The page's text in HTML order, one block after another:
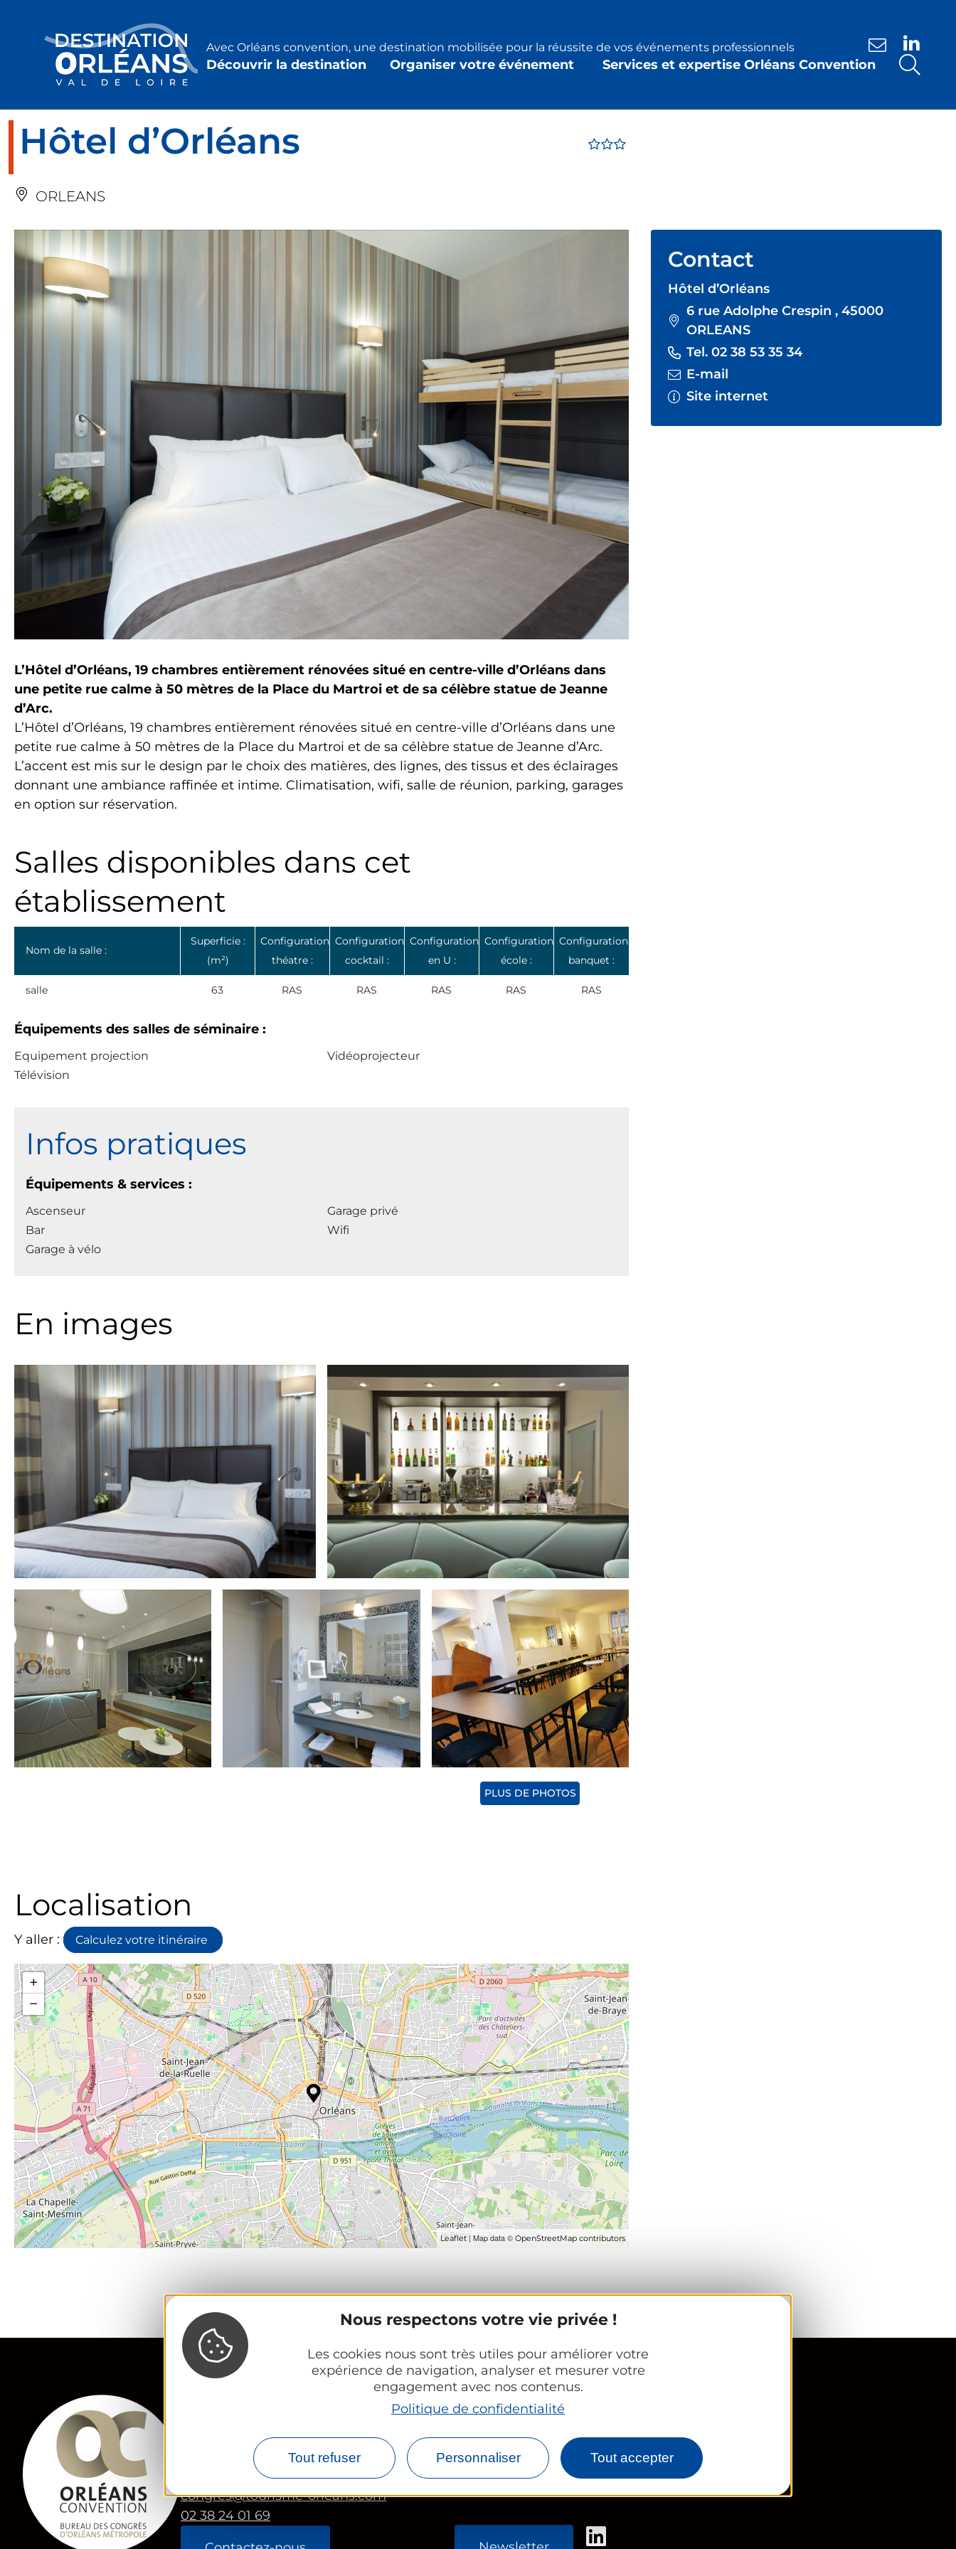
Nous respectons votre vie privée !
Les cookies nous sont très utiles pour améliorer votre
expérience de navigation, analyser et mesurer votre
engagement avec nos contenus.
Politique de confidentialité
Tout refuser Personnaliser Tout accepter
Avec Orléans convention, une destination mobilisée pour la réussite de vos événements professionnels
Nous contacter
Découvrir la destination Organiser votre événement Services et expertise Orléans Convention
Hôtel d’Orléans
ORLEANS
L’Hôtel d’Orléans, 19 chambres entièrement rénovées situé en centre-ville d’Orléans dans
une petite rue calme à 50 mètres de la Place du Martroi et de sa célèbre statue de Jeanne
d’Arc.
L’Hôtel d’Orléans, 19 chambres entièrement rénovées situé en centre-ville d’Orléans dans une
petite rue calme à 50 mètres de la Place du Martroi et de sa célèbre statue de Jeanne d’Arc.
L’accent est mis sur le design par le choix des matières, des lignes, des tissus et des éclairages
donnant une ambiance raffinée et intime. Climatisation, wifi, salle de réunion, parking, garages
en option sur réservation.
Salles disponibles dans cet
établissement
Nom de la salle :
Superficie :
(m²)
Configuration
théatre :
Configuration
cocktail :
Configuration
en U :
Configuration
école :
Configuration
banquet :
salle 63 RAS RAS RAS RAS RAS
Équipements des salles de séminaire :
Equipement projection
Télévision
Vidéoprojecteur
Infos pratiques
Équipements & services :
Ascenseur
Bar
Garage à vélo
Garage privé
Wifi
En images
PLUS DE PHOTOS
Localisation
Y aller : Calculez votre itinéraire
+
−
Leaflet| Map data © OpenStreetMap contributors
Contact
Hôtel d’Orléans
6 rue Adolphe Crespin , 45000
ORLEANS
Tel. 02 38 53 35 34
E-mail
Site internet
Bureau des Congrès d’Orléans Métropole
23 Place du Martroi
45 000 Orléans
congres@tourisme-orleans.com
02 38 24 01 69
Espace Partenaires
Office Tourisme
CE et groupes